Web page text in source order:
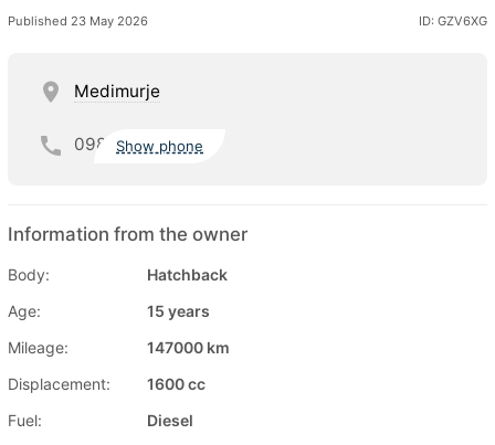
Published 23 May 2026 ID: GZV6XG
Medimurje
098 Show phone
Information from the owner
Body:
Hatchback
Age:
15 years
Mileage:
147000 km
Displacement:
1600 cc
Fuel:
Diesel